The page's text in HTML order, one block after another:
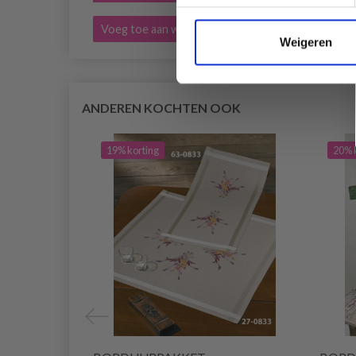
Weigeren
Voeg toe aan winkelwagen
ANDEREN KOCHTEN OOK
19% korting 20%